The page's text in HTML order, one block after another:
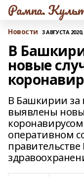
Рампа.
Новости 3 АВГУСТА 2020,
В
новые
В Башкирии за
выявлены
оперативном